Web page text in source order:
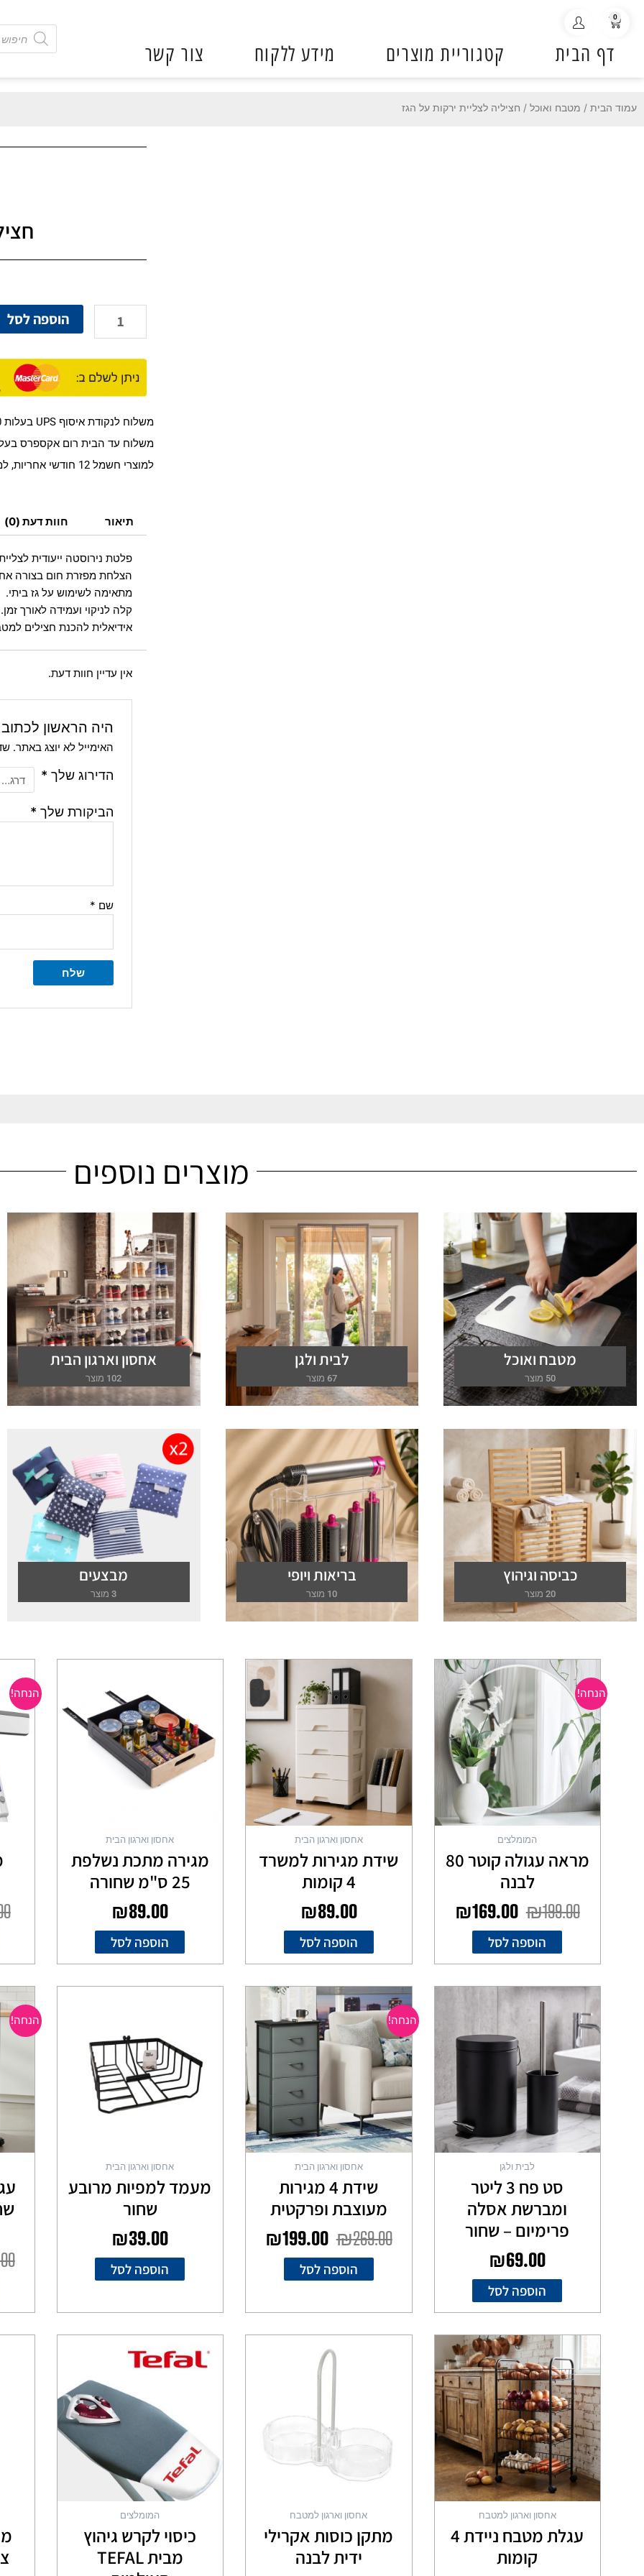
לתוכן
0
עגלת
דף הבית קטגוריית מוצרים מידע ללקוח צור קשר
חיפוש
באתר.
לצפיה
יש
עמוד הבית / מטבח ואוכל / חציליה לצליית ירקות על הגז
לצליית
ירקות
על
הגז
הוספה לסל
משלוח לנקודת איסוף UPS בעלות 18.90 ש"ח 1-3 ימי עסקים.
משלוח עד הבית רום אקספרס בעלות 35 ש"ח 1-8 ימי
למוצרי חשמל 12 חודשי אחריות, למוצר רגיל אחריות על טיב המוצר בעת קבלתו.
תיאור חוות דעת (0)
פלטת נירוסטה ייעודית
הצלחת מפזרת חום בצורה
מתאימה לשימוש על גז ביתי.
קלה לניקוי ועמידה לאורך זמן.
אידיאלית להכנת חצילים
אין עדיין חוות דעת.
היה הראשון לכתוב
האימייל לא יוצג באתר.
הדירוג שלך *
הביקורת שלך *
שם *
מוצרים נוספים
מטבח ואוכל
50 מוצר
לבית ולגן
67 מוצר
אחסון וארגון הבית
102 מוצר
כביסה וגיהוץ
20 מוצר
בריאות ויופי
10 מוצר
מבצעים
3 מוצר
הנחה!
המומלצים
מראה עגולה קוטר 80
לבנה
₪199.00
המחיר
המקורי
היה:
₪199.00.
₪169.00
המחיר
הנוכחי
הוא:
₪169.00.
הוספה לסל
אחסון וארגון הבית
שידת מגירות למשרד
4 קומות
₪89.00
הוספה לסל
אחסון וארגון הבית
מגירה מתכת נשלפת
25 ס"מ שחורה
₪89.00
הוספה לסל
הנחה!
לבית ולגן
סט פח 3 ליטר
ומברשת אסלה
פרימיום – שחור
₪69.00
הוספה לסל
הנחה!
אחסון וארגון הבית
שידת 4 מגירות
מעוצבת ופרקטית
₪269.00
המחיר
המקורי
היה:
₪269.00.
₪199.00
הנוכחי
הוא:
₪199.00.
הוספה לסל
אחסון וארגון הבית
מעמד למפיות מרובע
שחור
₪39.00
הוספה לסל
הנחה!
אחסון וארגון למטבח
עגלת מטבח ניידת 4
קומות
למוצר
זה
יש
מספר
סוגים.
ניתן
לבחור
את
האפשרויות
בעמוד
אחסון וארגון למטבח
מתקן כוסות אקרילי
ידית לבנה
המומלצים
כיסוי לקרש גיהוץ
מבית TEFAL
יש
מספר
סוגים.
ניתן
לבחור